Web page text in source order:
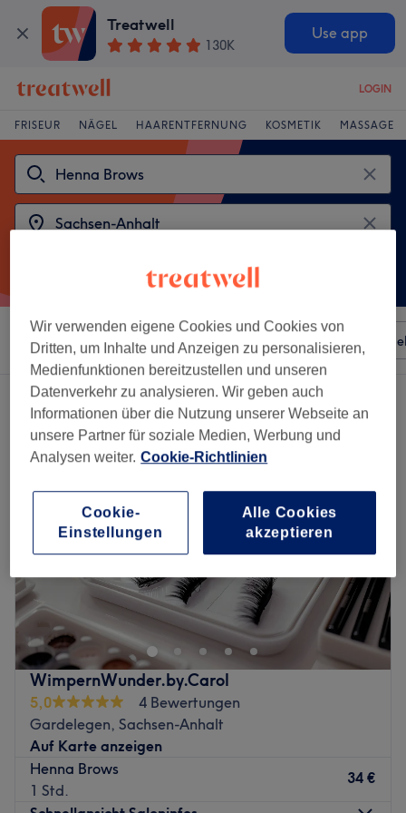
Treatwell
130K
Use app
LOGIN
FRISEUR NÄGEL HAARENTFERNUNG KOSMETIK MASSAGE
Sortieren nach Besonderheiten Salons
2 Salons die anbieten:henna brows in Sachsen-Anhalt
WimpernWunder.by.Carol
5,0
4 Bewertungen
Gardelegen, Sachsen-Anhalt
Auf Karte anzeigen
Henna Brows
1 Std.
34 €
Wir verwenden eigene Cookies und Cookies von
Dritten, um Inhalte und Anzeigen zu personalisieren,
Medienfunktionen bereitzustellen und unseren
Datenverkehr zu analysieren. Wir geben auch
Informationen über die Nutzung unserer Webseite an
unsere Partner für soziale Medien, Werbung und
Analysen weiter. Cookie-Richtlinien
Cookie-
Einstellungen
Alle Cookies
akzeptieren